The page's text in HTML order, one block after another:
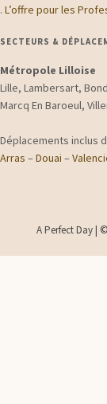
.L’offre pour les
SECTEURS &
Métropole Lilloise
Lille, Lambersart,
Marcq En Baroeul,
Déplacements inclus
Arras –Douai –
A Perfect Day |